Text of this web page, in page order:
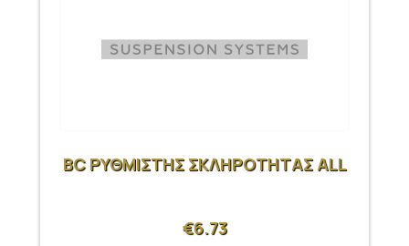
BC ΡΥΘΜΙΣΤΗΣ ΣΚΛΗΡΟΤΗΤΑΣ ALL
€6.73